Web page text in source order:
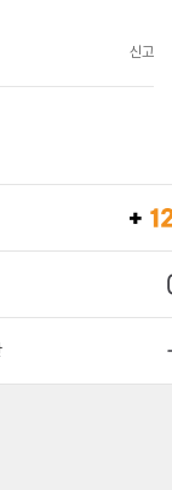
신고